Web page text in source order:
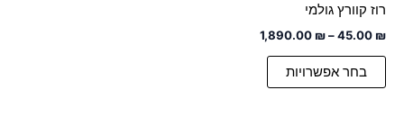
רוז קוורץ גולמי
45.00 ₪
–
1,890.00 ₪
בחר אפשרויות